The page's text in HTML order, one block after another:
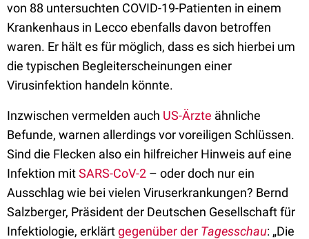
von 88 untersuchten COVID-19-Patienten in einem
Krankenhaus in Lecco ebenfalls davon betroffen
waren. Er hält es für möglich, dass es sich hierbei um
die typischen Begleiterscheinungen einer
Virusinfektion handeln könnte.
Inzwischen vermelden auch US-Ärzte ähnliche
Befunde, warnen allerdings vor voreiligen Schlüssen.
Sind die Flecken also ein hilfreicher Hinweis auf eine
Infektion mitSARS-CoV-2 – oder doch nur ein
Ausschlag wie bei vielen Viruserkrankungen? Bernd
Salzberger, Präsident der Deutschen Gesellschaft für
Infektiologie, erklärtgegenüber der Tagesschau: „Die